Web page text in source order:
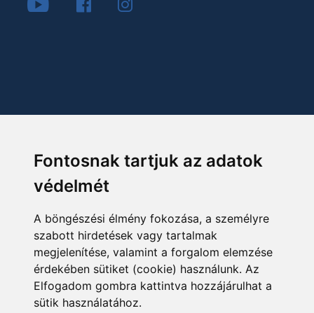
Fontosnak tartjuk az adatok
védelmét
A böngészési élmény fokozása, a személyre
szabott hirdetések vagy tartalmak
megjelenítése, valamint a forgalom elemzése
érdekében sütiket (cookie) használunk. Az
Elfogadom gombra kattintva hozzájárulhat a
sütik használatához.